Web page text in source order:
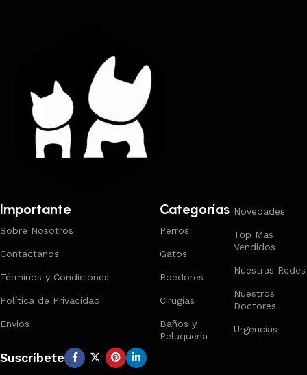
Importante
Sobre Nosotros
Contactanos
Términos y Condiciones
Política de Privacidad
Envios
Categorías
Perros
Gatos
Roedores
Cirugías
Baños y
Peluquería
Novedades
Top Mas
Vendidos
Nuestras Redes
Nuestros
Doctores
Urgencias
Suscríbete